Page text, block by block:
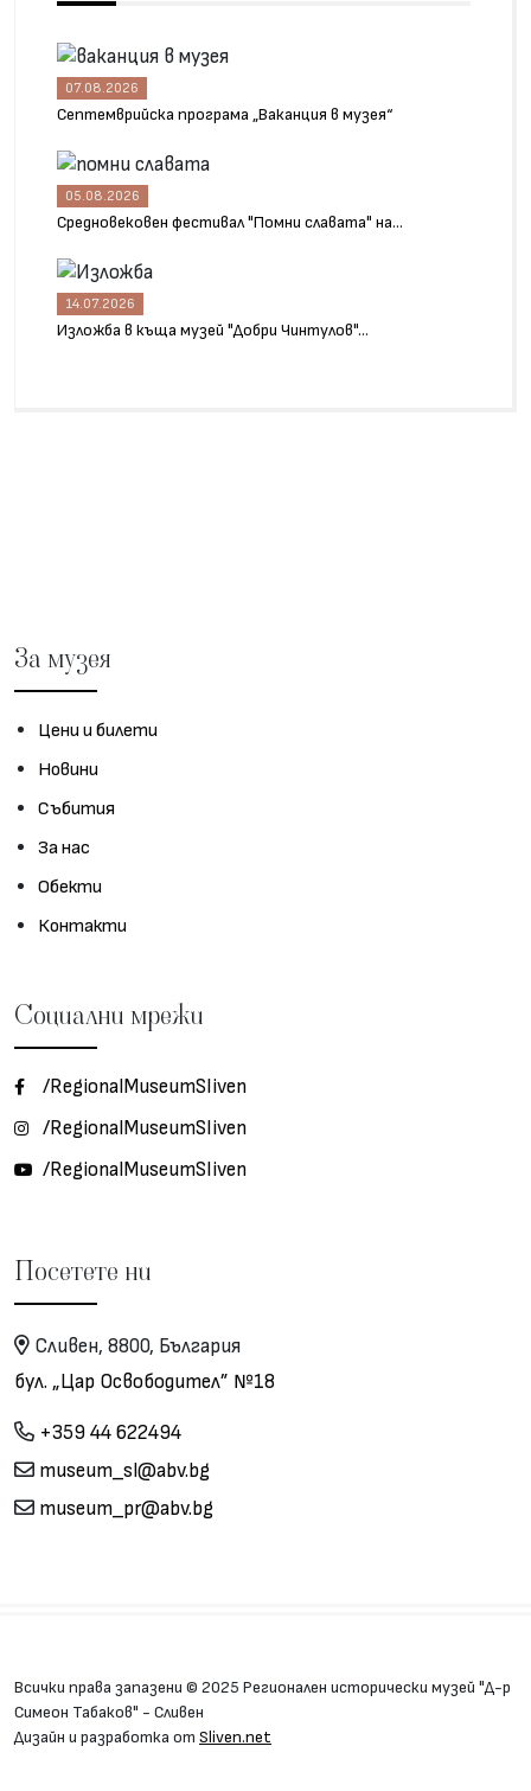
07.08.2026
Септемврийска програма „Ваканция в музея“
05.08.2026
Средновековен фестивал "Помни славата" на...
14.07.2026
Изложба в къща музей "Добри Чинтулов"...
За музея
Цени и билети
Новини
Събития
За нас
Обекти
Контакти
Социални мрежи
/RegionalMuseumSliven
/RegionalMuseumSliven
/RegionalMuseumSliven
Посетете ни
Сливен, 8800, България
бул. „Цар Освободител” №18
+359 44 622494
museum_sl@abv.bg
museum_pr@abv.bg
Всички права запазени © 2025 Регионален исторически музей "Д-р
Симеон Табаков" - Сливен
Дизайн и разработка от Sliven.net